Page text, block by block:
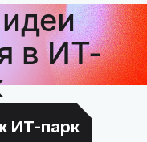
в ИТ-
ИТ-парк